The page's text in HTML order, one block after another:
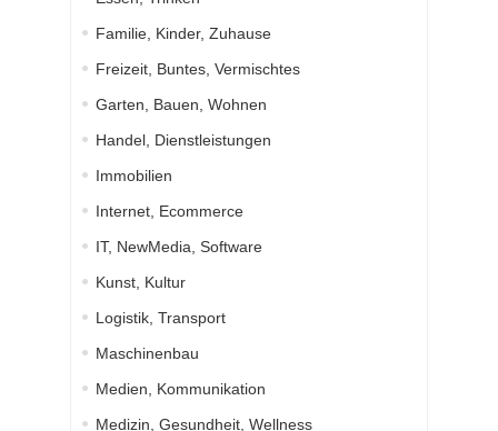
Familie, Kinder, Zuhause
Freizeit, Buntes, Vermischtes
Garten, Bauen, Wohnen
Handel, Dienstleistungen
Immobilien
Internet, Ecommerce
IT, NewMedia, Software
Kunst, Kultur
Logistik, Transport
Maschinenbau
Medien, Kommunikation
Medizin, Gesundheit, Wellness